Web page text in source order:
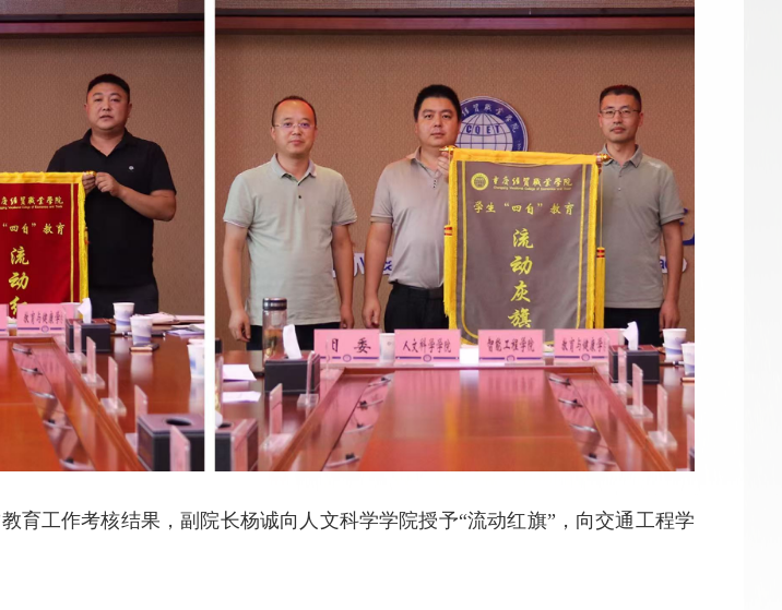
育工作考核结果，副院长杨诚向人文科学学院授予“流动红旗”，向交通工程学